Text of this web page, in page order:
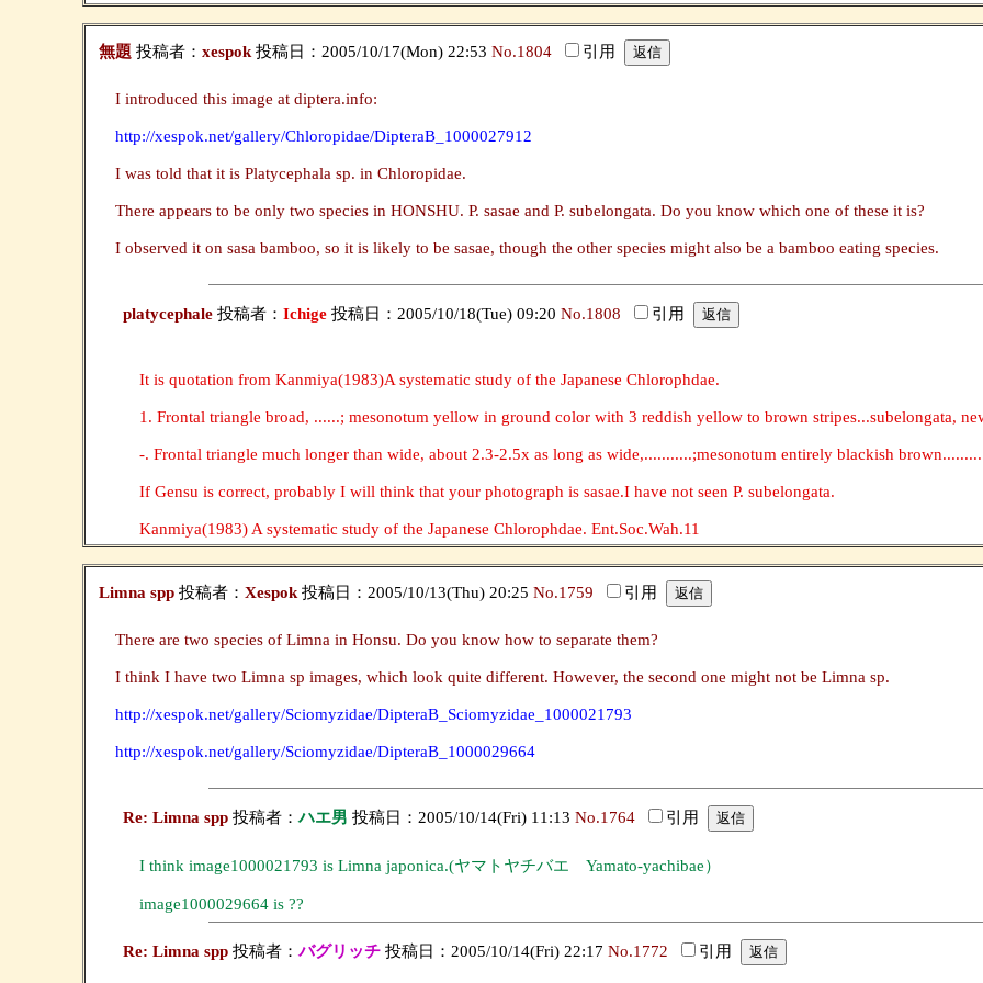
無題 投稿者： xespok投稿日：2005/10/17(Mon) 22:53 No.1804 引用
I introduced this image at diptera.info:
http://xespok.net/gallery/Chloropidae/DipteraB_1000027912
I was told that it is Platycephala sp. in Chloropidae.
There appears to be only two species in HONSHU. P. sasae and P. subelongata. Do you know which one of these it is?
I observed it on sasa bamboo, so it is likely to be sasae, though the other species might also be a bamboo eating species.
platycephale投稿者： Ichige投稿日：2005/10/18(Tue) 09:20 No.1808 引用
It is quotation from Kanmiya(1983)A systematic study of the Japanese Chlorophdae.
1. Frontal triangle broad, ......; mesonotum yellow in ground color with 3 reddish yellow to brown stripes...subelongata,
-. Frontal triangle much longer than wide, about 2.3-2.5x as long as wide,...........;mesonotum entirely blackish
If Gensu is correct, probably I will think that your photograph is sasae.I have not seen P. subelongata.
Kanmiya(1983) A systematic study of the Japanese Chlorophdae. Ent.Soc.Wah.11
Limna spp投稿者： Xespok投稿日：2005/10/13(Thu) 20:25 No.1759 引用
There are two species of Limna in Honsu. Do you know how to separate them?
I think I have two Limna sp images, which look quite different. However, the second one might not be Limna sp.
http://xespok.net/gallery/Sciomyzidae/DipteraB_Sciomyzidae_1000021793
http://xespok.net/gallery/Sciomyzidae/DipteraB_1000029664
Re: Limna spp投稿者：ハエ男 投稿日：2005/10/14(Fri) 11:13 No.1764 引用
I think image1000021793 is Limna japonica.(ヤマトヤチバエ Yamato-yachibae）
image1000029664 is ??
Re: Limna spp投稿者：バグリッチ投稿日：2005/10/14(Fri) 22:17 No.1772 引用